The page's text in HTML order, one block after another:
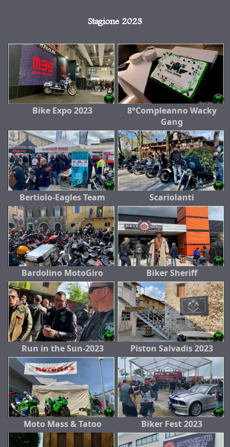
Stagione 2023
Bike Expo 2023
8°Compleanno Wacky
Gang
Bertiolo-Eagles Team Scariolanti
Bardolino MotoGiro Biker Sheriff
Run in the Sun-2023 Piston Salvadis 2023
Moto Mass & Tatoo Biker Fest 2023